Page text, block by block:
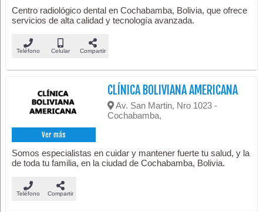
Centro radiológico dental en Cochabamba, Bolivia, que ofrece
servicios de alta calidad y tecnología avanzada.
Teléfono Celular Compartir
Ver más
CLÍNICA BOLIVIANA AMERICANA
Av. San Martin, Nro 1023 -
Cochabamba,
Somos especialistas en cuidar y mantener fuerte tu salud, y la
de toda tu familia, en la ciudad de Cochabamba, Bolivia.
Teléfono Compartir